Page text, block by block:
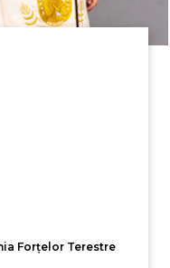
Forțelor Terestre